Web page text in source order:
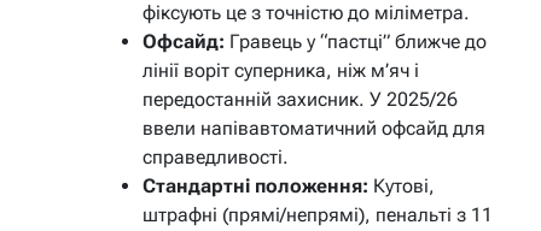
фіксують це з точністю до міліметра.
Офсайд: Гравець у “пастці” ближче до
лінії воріт суперника, ніж м’яч і
передостанній захисник. У 2025/26
ввели напівавтоматичний офсайд для
справедливості.
Стандартні положення: Кутові,
штрафні (прямі/непрямі), пенальті з 11